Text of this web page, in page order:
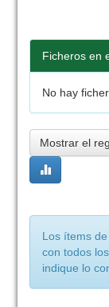
Ficheros en
No hay
Mostrar el
Los ítems
con todos
indique lo